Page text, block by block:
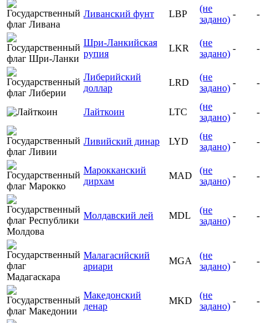
Ливанский фунт LBP
(не
задано)
- -
Шри-Ланкийская
рупия
LKR
(не
задано)
- -
Либерийский
доллар
LRD
(не
задано)
- -
Лайткоин LTC
(не
задано)
- -
Ливийский динар LYD
(не
задано)
- -
Марокканский
дирхам
MAD
(не
задано)
- -
Молдавский лей MDL
(не
задано)
- -
Малагасийский
ариари
MGA
(не
задано)
- -
Македонский
денар
MKD
(не
задано)
- -